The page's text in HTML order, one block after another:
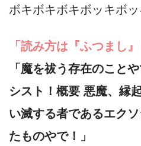
ボキボキボキボッキボッ
「読み方は『ふつまし
「魔を祓う存在のこと
シスト！概要 悪魔、縁
い滅する者であるエク
たものやで！」